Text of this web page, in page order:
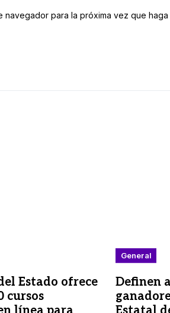
para la próxima vez que haga
Estado ofrece
cursos
General
Definen